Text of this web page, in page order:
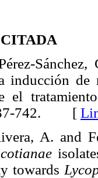
inducción
el
742. [
A. and
towards